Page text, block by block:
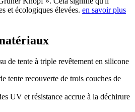
et écologiques élevées. en savoir plus
de tente à triple revêtement en silicone
tente recouverte de trois couches de
UV et résistance accrue à la déchirure